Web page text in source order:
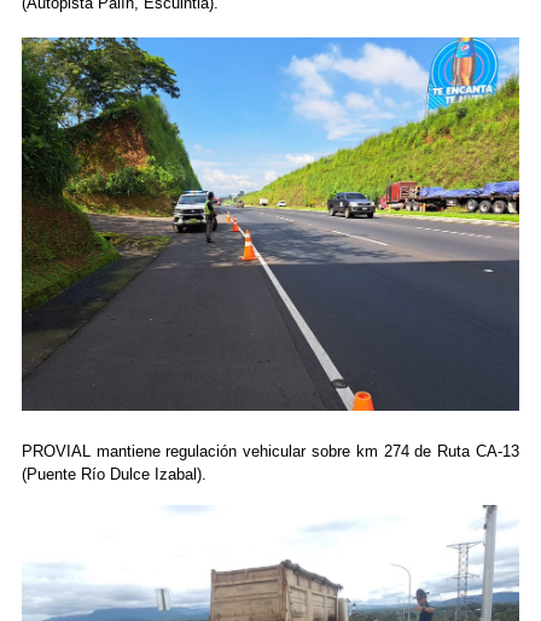
PROVIAL mantiene regulación vehicular sobre km 274 de Ruta CA-13
(Puente Río Dulce Izabal).